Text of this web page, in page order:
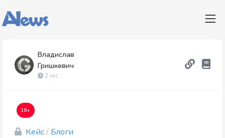
Владислав
Гришкевич
2 міс
18+
Кейс/ Блоги